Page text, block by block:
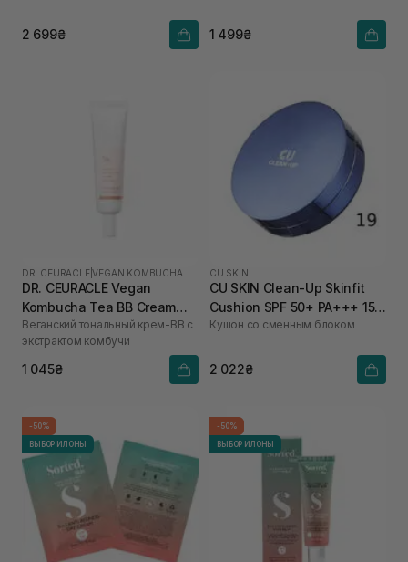
2 699₴ 1 499₴
DR. CEURACLE |
DR. CEURACLE Vegan
Kombucha Tea BB Cream
Normal 30 мл
Веганский тональный крем-ВВ с
экстрактом комбучи
1 045₴
CU SKIN
CU SKIN Clean-Up Skinfit
Cushion SPF 50+ PA+++ 15 г
+ 15 г 19 тон
Кушон со сменным блоком
2 022₴
-50%
ВЫБОР ИЛОНЫ
-50%
ВЫБОР ИЛОНЫ